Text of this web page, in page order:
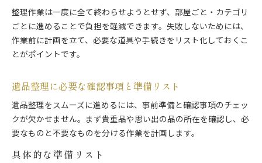
整理作業は一度に全て終わらせようとせず、部屋ごと・カテゴリ
ごとに進めることで負担を軽減できます。失敗しないためには、
作業前に計画を立て、必要な道具や手続きをリスト化しておくこ
とがポイントです。
遺品整理に必要な確認事項と準備リスト
遺品整理をスムーズに進めるには、事前準備と確認事項のチェッ
クが欠かせません。まず貴重品や思い出の品の所在を確認し、必
要なものと不要なものを分ける作業を計画します。
具体的な準備リスト